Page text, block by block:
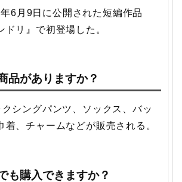
6月9日に公開された短編作品
ドリ』で初登場した。
品がありますか？
シングパンツ、ソックス、バッ
着、チャームなどが販売される。
も購入できますか？